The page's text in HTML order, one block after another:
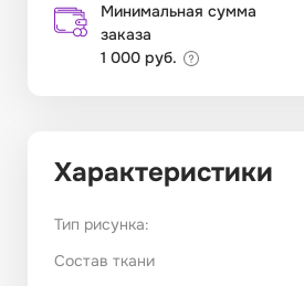
Минимальная сумма
заказа
1 000 руб.
Характеристики
Тип рисунка:
Состав ткани